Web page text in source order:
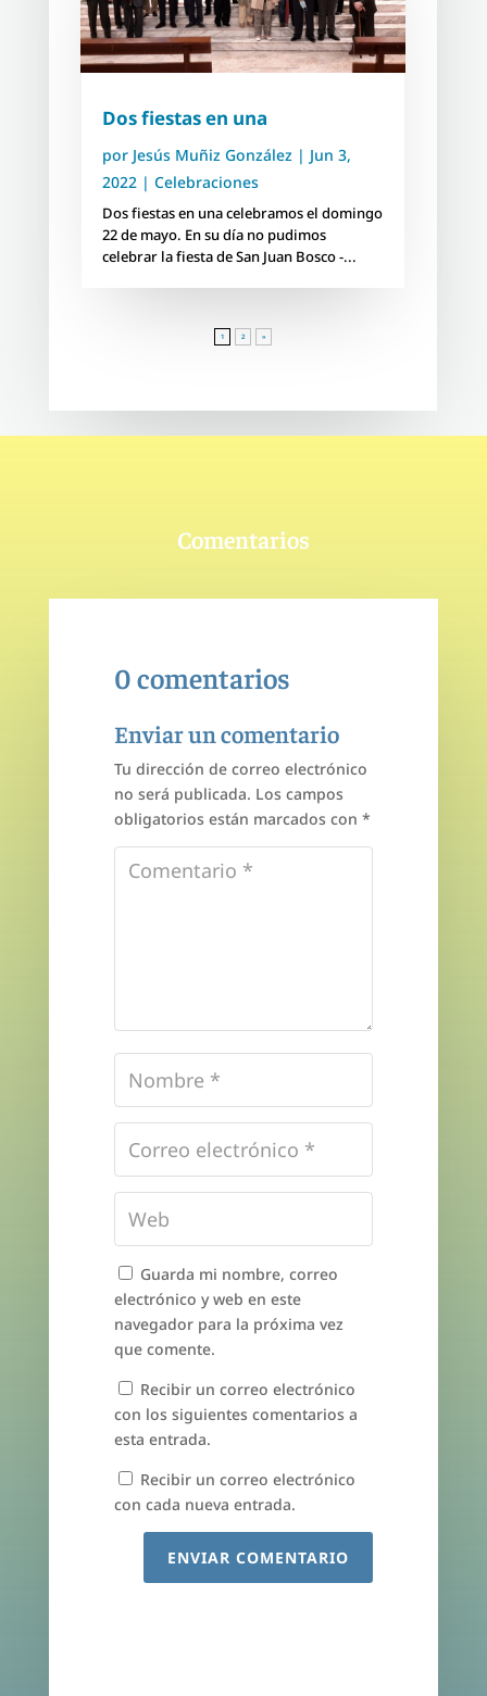
Dos fiestas en una
por Jesús Muñiz González| Jun 3,
2022| Celebraciones
Dos fiestas en una celebramos el domingo
22 de mayo. En su día no pudimos
celebrar la fiesta de San Juan Bosco -...
1 2 »
Comentarios
0 comentarios
Enviar un comentario
Tu dirección de correo electrónico
no será publicada. Los campos
obligatorios están marcados con *
Guarda mi nombre, correo
electrónico y web en este
navegador para la próxima vez
que comente.
Recibir un correo electrónico
con los siguientes comentarios a
esta entrada.
Recibir un correo electrónico
con cada nueva entrada.
ENVIAR COMENTARIO